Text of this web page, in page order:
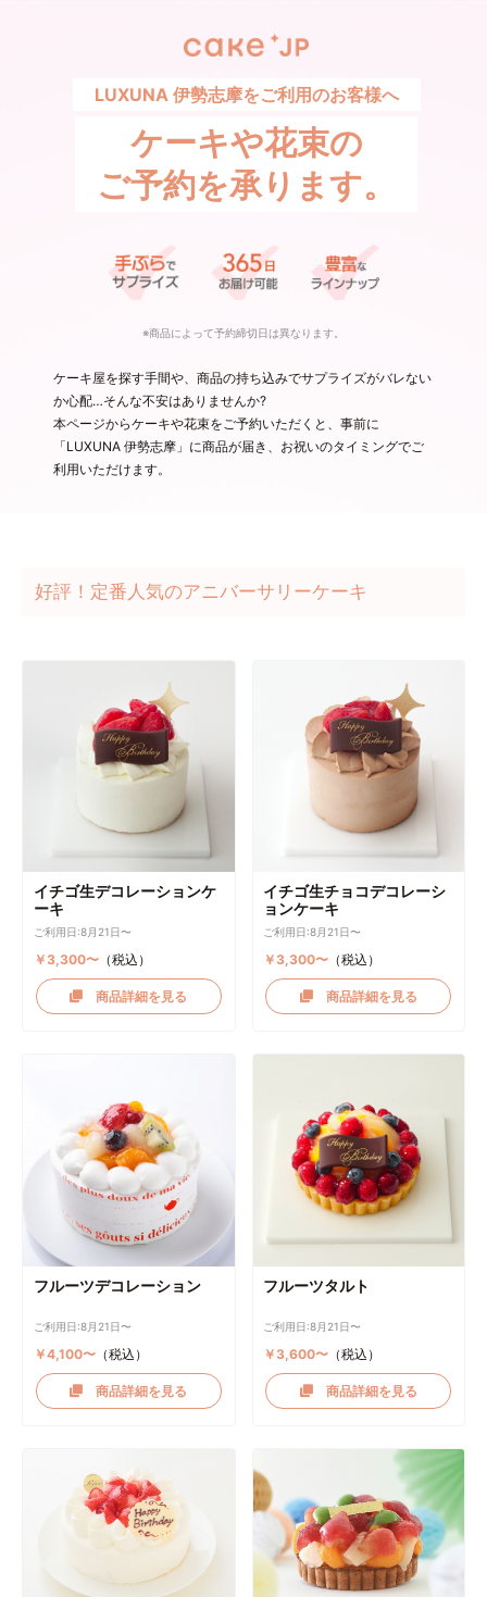
LUXUNA 伊勢志摩をご利用のお客様へ
ケーキや花束の
ご予約を承ります。
※商品によって予約締切日は異なります。
ケーキ屋を探す手間や、商品の持ち込みでサプライズがバレない
か心配…そんな不安はありませんか?
本ページからケーキや花束をご予約いただくと、事前に
「LUXUNA 伊勢志摩」に商品が届き、お祝いのタイミングでご
利用いただけます。
好評！定番人気のアニバーサリーケーキ
イチゴ生デコレーションケ
ーキ
ご利用日:8月21日〜
￥3,300〜（税込）
商品詳細を見る
イチゴ生チョコデコレーシ
ョンケーキ
ご利用日:8月21日〜
￥3,300〜 （税込）
商品詳細を見る
フルーツデコレーション
ご利用日:8月21日〜
￥4,100〜（税込）
商品詳細を見る
フルーツタルト
ご利用日:8月21日〜
￥3,600〜 （税込）
商品詳細を見る